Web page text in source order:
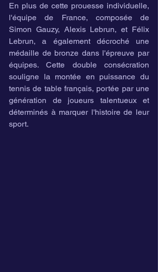
En plus de cette prouesse individuelle,
l'équipe de France, composée de
Simon Gauzy, Alexis Lebrun, et Félix
Lebrun, a également décroché une
médaille de bronze dans l'épreuve par
équipes. Cette double consécration
souligne la montée en puissance du
tennis de table français, portée par une
génération de joueurs talentueux et
déterminés à marquer l'histoire de leur
sport.